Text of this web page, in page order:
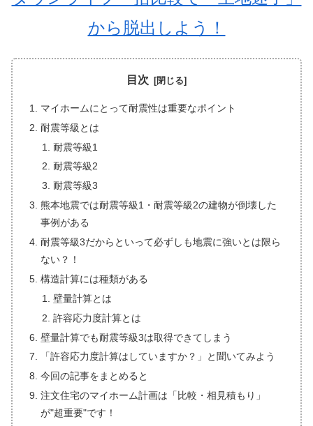
から脱出しよう！
目次
マイホームにとって耐震性は重要なポイント
耐震等級とは
耐震等級1
耐震等級2
耐震等級3
熊本地震では耐震等級1・耐震等級2の建物が倒壊した
事例がある
耐震等級3だからといって必ずしも地震に強いとは限ら
ない？！
構造計算には種類がある
壁量計算とは
許容応力度計算とは
壁量計算でも耐震等級3は取得できてしまう
「許容応力度計算はしていますか？」と聞いてみよう
今回の記事をまとめると
注文住宅のマイホーム計画は「比較・相見積もり」
が"超重要"です！